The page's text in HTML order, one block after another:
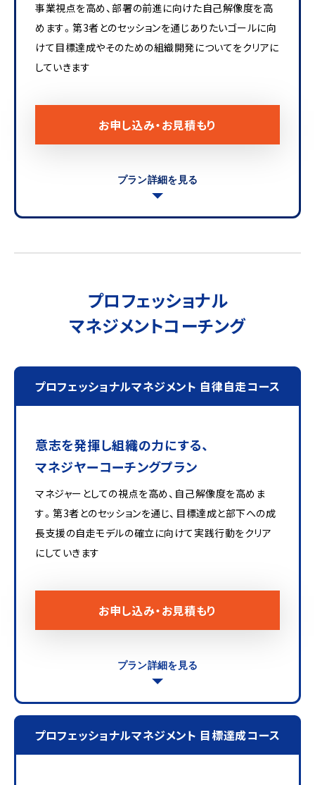
事業視点を高め、部署の前進に向けた自己解像度を高
めます。第3者とのセッションを通じありたいゴールに向
けて目標達成やそのための組織開発についてをクリアに
していきます
お申し込み・お見積もり
プラン詳細を見る
プロフェッショナル
マネジメントコーチング
プロフェッショナルマネジメント 自律自走コース
意志を発揮し組織の力にする、
マネジヤーコーチングプラン
マネジャーとしての視点を高め、自己解像度を高めま
す。第3者とのセッションを通じ、目標達成と部下への成
長支援の自走モデルの確立に向けて実践行動をクリア
にしていきます
お申し込み・お見積もり
プラン詳細を見る
プロフェッショナルマネジメント 目標達成コース